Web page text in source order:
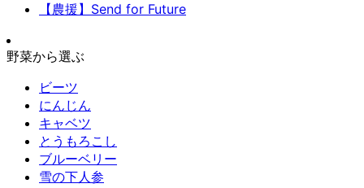
【農援】Send for Future
野菜から選ぶ
ビーツ
にんじん
キャベツ
とうもろこし
ブルーベリー
雪の下人参